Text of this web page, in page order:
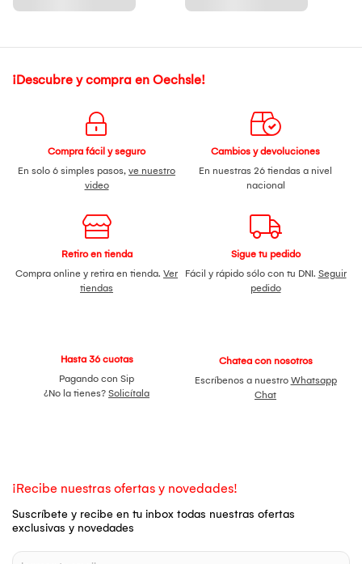
¡Descubre y compra en Oechsle!
Compra fácil y seguro
En solo 6 simples pasos, ve nuestro
video
Cambios y devoluciones
En nuestras 26 tiendas a nivel
nacional
Retiro en tienda
Compra online y retira en tienda. Ver
tiendas
Sigue tu pedido
Fácil y rápido sólo con tu DNI. Seguir
pedido
Hasta 36 cuotas
Pagando con Sip
¿No la tienes? Solicítala
Chatea con nosotros
Escríbenos a nuestro Whatsapp
Chat
¡Recibe nuestras ofertas y novedades!
Suscríbete y recibe en tu inbox todas nuestras ofertas
exclusivas y novedades